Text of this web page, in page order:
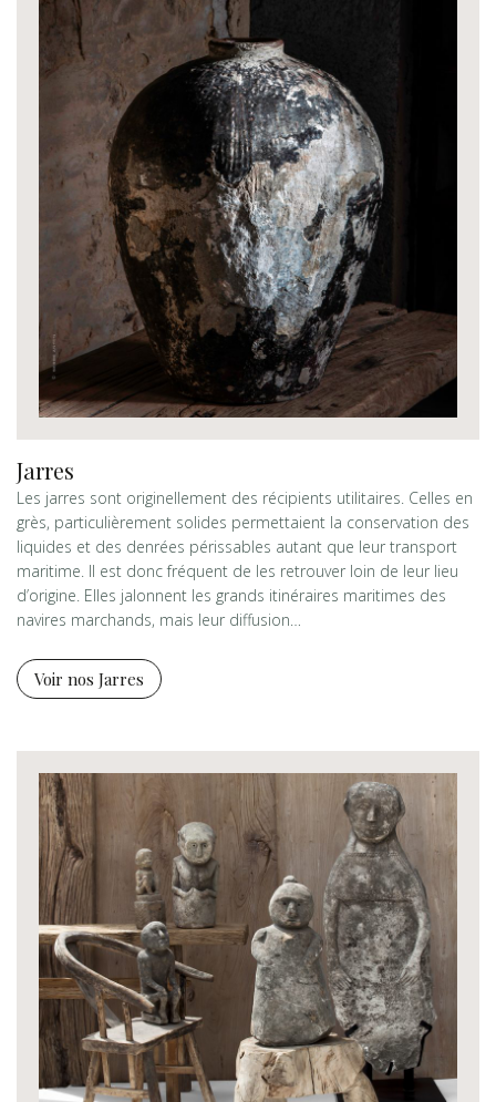
Jarres
Les jarres sont originellement des récipients utilitaires. Celles en
grès, particulièrement solides permettaient la conservation des
liquides et des denrées périssables autant que leur transport
maritime. Il est donc fréquent de les retrouver loin de leur lieu
d’origine. Elles jalonnent les grands itinéraires maritimes des
navires marchands, mais leur diffusion…
Voir nos Jarres